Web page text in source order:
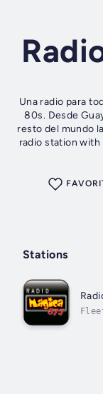
Una radio para
80s. Desde
resto del mundo la
radio station with
Stations